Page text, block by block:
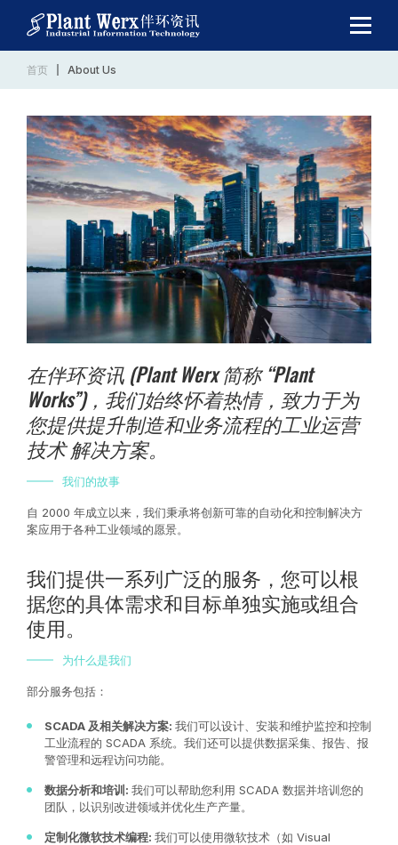
首页 About Us
在伴环资讯 (Plant Werx 简称 “Plant
Works”)，我们始终怀着热情，致力于为
您提供提升制造和业务流程的工业运营
技术 解决方案。
我们的故事
自 2000 年成立以来，我们秉承将创新可靠的自动化和控制解决方
案应用于各种工业领域的愿景。
我们提供一系列广泛的服务，您可以根
据您的具体需求和目标单独实施或组合
使用。
为什么是我们
部分服务包括：
SCADA 及相关解决方案: 我们可以设计、安装和维护监控和控制
工业流程的 SCADA 系统。我们还可以提供数据采集、报告、报
警管理和远程访问功能。
数据分析和培训: 我们可以帮助您利用 SCADA 数据并培训您的
团队，以识别改进领域并优化生产产量。
定制化微软技术编程: 我们可以使用微软技术（如 Visual